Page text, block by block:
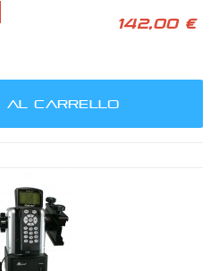
142,00 €
AL CARRELLO